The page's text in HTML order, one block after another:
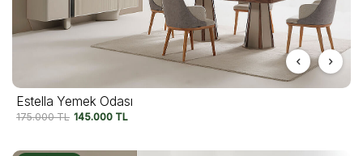
Estella Yemek Odası
175.000TL 145.000 TL